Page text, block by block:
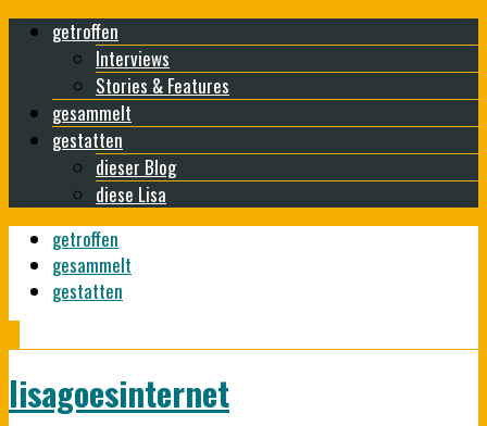
getroffen
Interviews
Stories & Features
gesammelt
gestatten
dieser Blog
diese Lisa
getroffen
gesammelt
gestatten
lisagoesinternet